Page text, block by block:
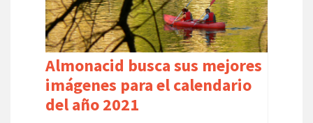
Almonacid busca sus mejores
imágenes para el calendario
del año 2021